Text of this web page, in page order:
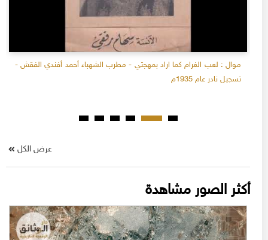
موال : لعب الغرام كما اراد بمهجتي - مطرب الشهباء أحمد أفندي الفقش -
تسجيل نادر عام 1935م
عرض الكل
أكثر الصور مشاهدة